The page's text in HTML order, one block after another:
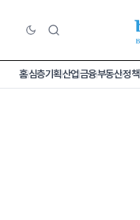
홈심층기획산업금융부동산정책